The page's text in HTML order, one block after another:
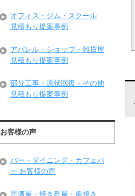
オフィス・ジム・スクール
見積もり提案事例
アパレル・ショップ・雑貨屋
見積もり提案事例
部分工事・原状回復・その他
見積もり提案事例
お客様の声
バー・ダイニング・カフェバ
ー お客様の声